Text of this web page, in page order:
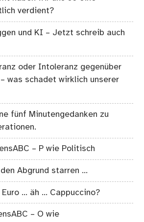
verdient?
und KI – Jetzt schreib auch
oder Intoleranz gegenüber
was schadet wirklich unserer
fünf Minutengedanken zu
– P wie Politisch
Abgrund starren …
… äh … Cappuccino?
– O wie